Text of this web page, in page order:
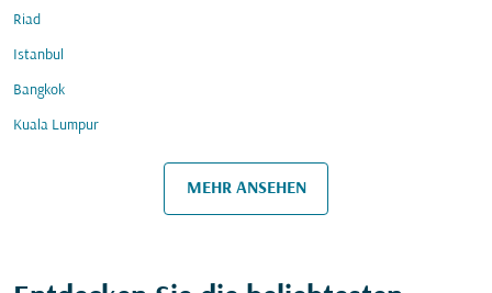
Riad
Istanbul
Bangkok
Kuala Lumpur
MEHR ANSEHEN